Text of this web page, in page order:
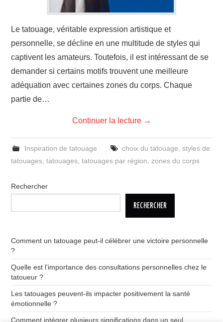
Le tatouage, véritable expression artistique et
personnelle, se décline en une multitude de styles qui
captivent les amateurs. Toutefois, il est intéressant de se
demander si certains motifs trouvent une meilleure
adéquation avec certaines zones du corps. Chaque
partie de…
Continuer la lecture →
Inspiration de tatouage choix du tatouage styles de
tatouages ,tatouages ,tatouages par région zones du corps
Rechercher
RECHERCHER
Comment un tatouage peut-il célébrer une victoire personnelle
?
Quelle est l’importance des consultations personnelles chez le
tatoueur ?
Les tatouages peuvent-ils impacter positivement la santé
émotionnelle ?
Comment intégrer plusieurs significations dans un seul